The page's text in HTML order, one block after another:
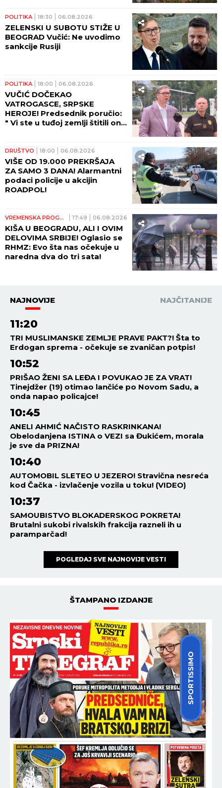
SPORTISSIMO
POLITIKA 18:30 06.08.2026
ZELENSKI U SUBOTU STIŽE U
BEOGRAD Vučić: Ne uvodimo
sankcije Rusiji
POLITIKA 18:00 06.08.2026
VUČIĆ DOČEKAO
VATROGASCE, SRPSKE
HEROJE! Predsednik poručio:
" Vi ste u tuđoj zemlji štitili ono
DRUŠTVO 18:00 06.08.2026
VIŠE OD 19.000 PREKRŠAJA
ZA SAMO 3 DANA! Alarmantni
podaci policije u akcijin
ROADPOL!
VREMENSKA PROGNOZA 17:49 06.08.2026
KIŠA U BEOGRADU, ALI I OVIM
DELOVIMA SRBIJE! Oglasio se
RHMZ: Evo šta nas očekuje u
naredna dva do tri sata!
NAJNOVIJE NAJČITANIJE
11:20
TRI MUSLIMANSKE ZEMLJE PRAVE PAKT?! Šta to
Erdogan sprema - očekuje se zvaničan potpis!
10:52
PRIŠAO ŽENI SA LEĐA I POVUKAO JE ZA VRAT!
Tinejdžer (19) otimao lančiće po Novom Sadu, a
onda napao policajce!
10:45
ANELI AHMIĆ NAČISTO RASKRINKANA!
Obelodanjena ISTINA o VEZI sa Đukićem, morala
je sve da PRIZNA!
10:40
AUTOMOBIL SLETEO U JEZERO! Stravična nesreća
kod Čačka - izvlačenje vozila u toku! (VIDEO)
10:37
SAMOUBISTVO BLOKADERSKOG POKRETA!
Brutalni sukobi rivalskih frakcija razneli ih u
paramparčad!
POGLEDAJ SVE NAJNOVIJE VESTI
ŠTAMPANO IZDANJE